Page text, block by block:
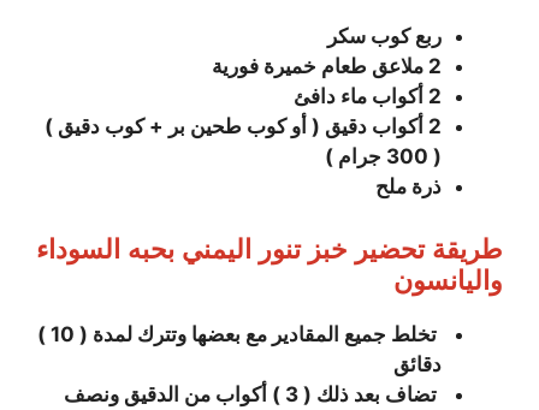
ربعكوب سكر
2 ملاعق طعام خميرة فورية
2 أكواب ماء دافئ
2 أكواب دقيق ( أو كوب طحين بر + كوب دقيق )
( 300
جرام )
ذرة ملح
طريقة تحضير خبز تنور اليمني بحبه السوداء
واليانسون
تخلط جميع المقادير مع بعضها وتترك لمدة ( 10 )
دقائق
تضاف بعد ذلك ( 3
) أكواب من الدقيق ونصف